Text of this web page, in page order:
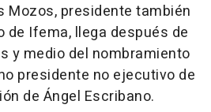
Mozos, presidente también
Ifema, llega después de
y medio del nombramiento
presidente no ejecutivo de
de Ángel Escribano.